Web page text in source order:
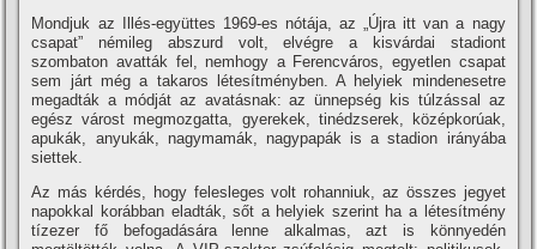
Mondjuk az Illés-együttes 1969-es nótája, az „Újra itt van a nagy
csapat” némileg abszurd volt, elvégre a kisvárdai stadiont
szombaton avatták fel, nemhogy a Ferencváros, egyetlen csapat
sem járt még a takaros létesí­tményben. A helyiek mindenesetre
megadták a módját az avatásnak: az ünnepség kis túlzással az
egész várost megmozgatta, gyerekek, tinédzserek, középkorúak,
apukák, anyukák, nagymamák, nagypapák is a stadion irányába
siettek.
Az más kérdés, hogy felesleges volt rohanniuk, az összes jegyet
napokkal korábban eladták, sőt a helyiek szerint ha a létesí­tmény
tí­zezer fő befogadására lenne alkalmas, azt is könnyedén